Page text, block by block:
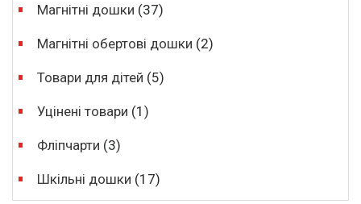
Магнітні дошки (37)
Магнітні обертові дошки (2)
Товари для дітей (5)
Уцінені товари (1)
Фліпчарти (3)
Шкільні дошки (17)